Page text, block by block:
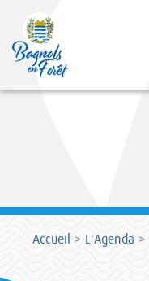
Accueil L'Agenda